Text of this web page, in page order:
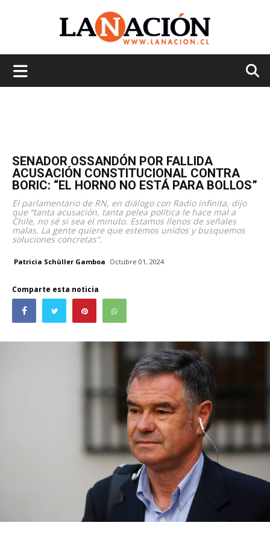
SENADOR OSSANDÓN POR FALLIDA
ACUSACIÓN CONSTITUCIONAL CONTRA
BORIC: “EL HORNO NO ESTÁ PARA BOLLOS”
El parlamentario de RN, en diálogo con Radio infinita, dijo
que “tanta acusación, tanta pelea política le hace mal a
Chile, no sé si sea el minuto. Estamos llenos de señales
malas. La gente quiere que estemos unidos y busquemos
soluciones concretas”.
Patricia Schüller Gamboa Octubre 01, 2024
Comparte esta noticia